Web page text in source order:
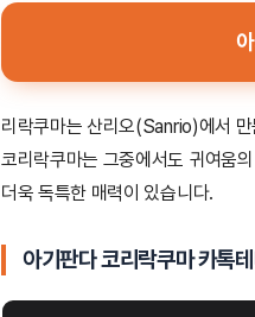
리락쿠마는 산리오(Sanrio)에서
코리락쿠마는 그중에서도 귀여움
더욱 독특한 매력이 있습니다.
아기판다 코리락쿠마 카톡